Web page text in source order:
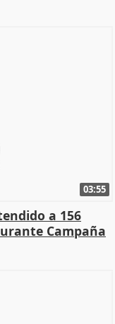
03:55
a 156
Campaña